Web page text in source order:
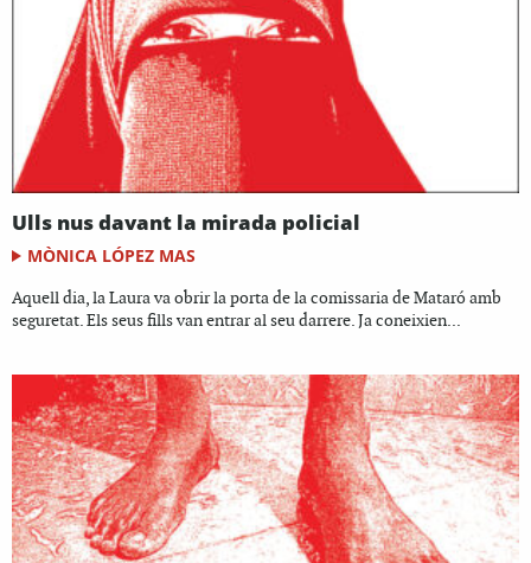
Ulls nus davant la mirada policial
MÒNICA LÓPEZ MAS
Aquell dia, la Laura va obrir la porta de la comissaria de Mataró amb
seguretat. Els seus fills van entrar al seu darrere. Ja coneixien...